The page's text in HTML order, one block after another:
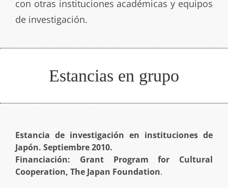
con otras instituciones académicas y equipos
de investigación.
Estancias en grupo
Estancia de investigación en instituciones de
Japón. Septiembre 2010.
Financiación: Grant Program for Cultural
Cooperation, The Japan Foundation.